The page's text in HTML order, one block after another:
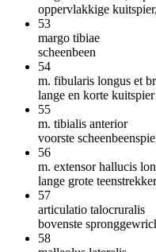
oppervlakkige
53
margo tibiae
scheenbeen
54
m. fibularis longus et
lange en korte kuitspier
55
m. tibialis anterior
voorste
56
m. extensor hallucis
lange grote teenstrekker
57
articulatio talocruralis
bovenste
58